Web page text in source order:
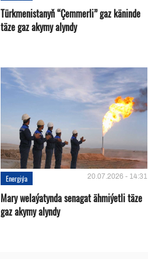
Türkmenistanyň “Çemmerli” gaz käninde
täze gaz akymy alyndy
Energiýa 20.07.2026 - 14:31
Mary welaýatynda senagat ähmiýetli täze
gaz akymy alyndy